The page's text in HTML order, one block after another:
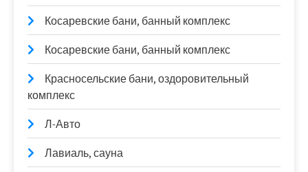
Косаревские бани, банный комплекс
Косаревские бани, банный комплекс
Красносельские бани, оздоровительный
комплекс
Л-Авто
Лавиаль, сауна